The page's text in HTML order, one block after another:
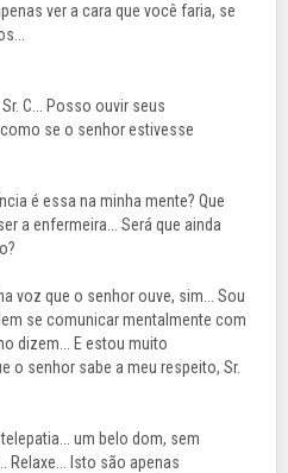
ver a cara que você faria, se
C... Posso ouvir seus
se o senhor estivesse
é essa na minha mente? Que
a enfermeira... Será que ainda
voz que o senhor ouve, sim... Sou
se comunicar mentalmente com
dizem... E estou muito
o senhor sabe a meu respeito, Sr.
um belo dom, sem
Relaxe... Isto são apenas